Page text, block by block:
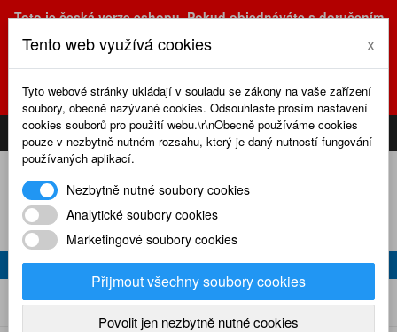
Toto je česká verze eshopu. Pokud objednáváte s doručením
(sk.eshop.rcrevue.cz - kliknutím na slovenskou vlajku)
POZOR ZMĚNA : výdejní místo a kancelář jsou nyní na adrese
Olšanská 3, Praha 3, tel. (+420) 222 723 388, 774 777 794.
CS
SK PŘIHLÁSIT KOŠÍK
RC REVUE 4/2025
Home Naše časopisy RC revue 2025 RC revue 4/2025
Tento web využívá cookies x
Tyto webové stránky ukládají v souladu se zákony na vaše zařízení
soubory, obecně nazývané cookies. Odsouhlaste prosím nastavení
cookies souborů pro použití webu.\r\nObecně používáme cookies
pouze v nezbytně nutném rozsahu, který je daný nutností fungování
používaných aplikací.
Nezbytně nutné soubory cookies
Analytické soubory cookies
Marketingové soubory cookies
Přijmout všechny soubory cookies
Povolit jen nezbytně nutné cookies